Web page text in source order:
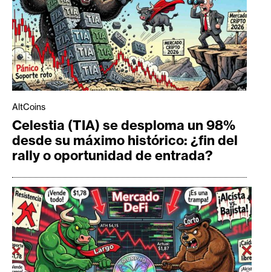
AltCoins
Celestia (TIA) se desploma un 98%
desde su máximo histórico: ¿fin del
rally o oportunidad de entrada?